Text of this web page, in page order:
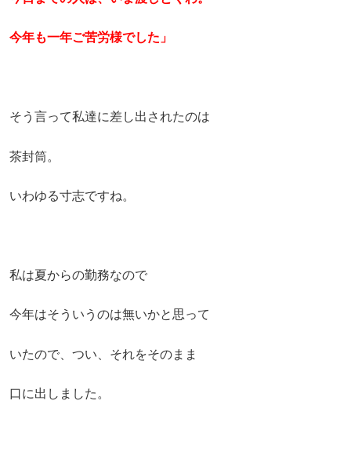
今年も一年ご苦労様でした」
そう言って私達に差し出されたのは
茶封筒。
いわゆる寸志ですね。
私は夏からの勤務なので
今年はそういうのは無いかと思って
いたので、つい、それをそのまま
口に出しました。